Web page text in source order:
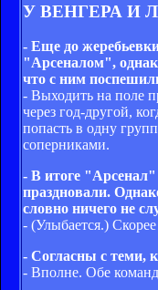
У ВЕНГЕРА И
- Еще до
"Арсеналом",
что с ним
- Выходить на поле
через год-другой,
попасть в одну
соперниками.
- В итоге
праздновали.
словно ничего не
- (Улыбается.)
- Согласны с теми,
- Вполне. Обе